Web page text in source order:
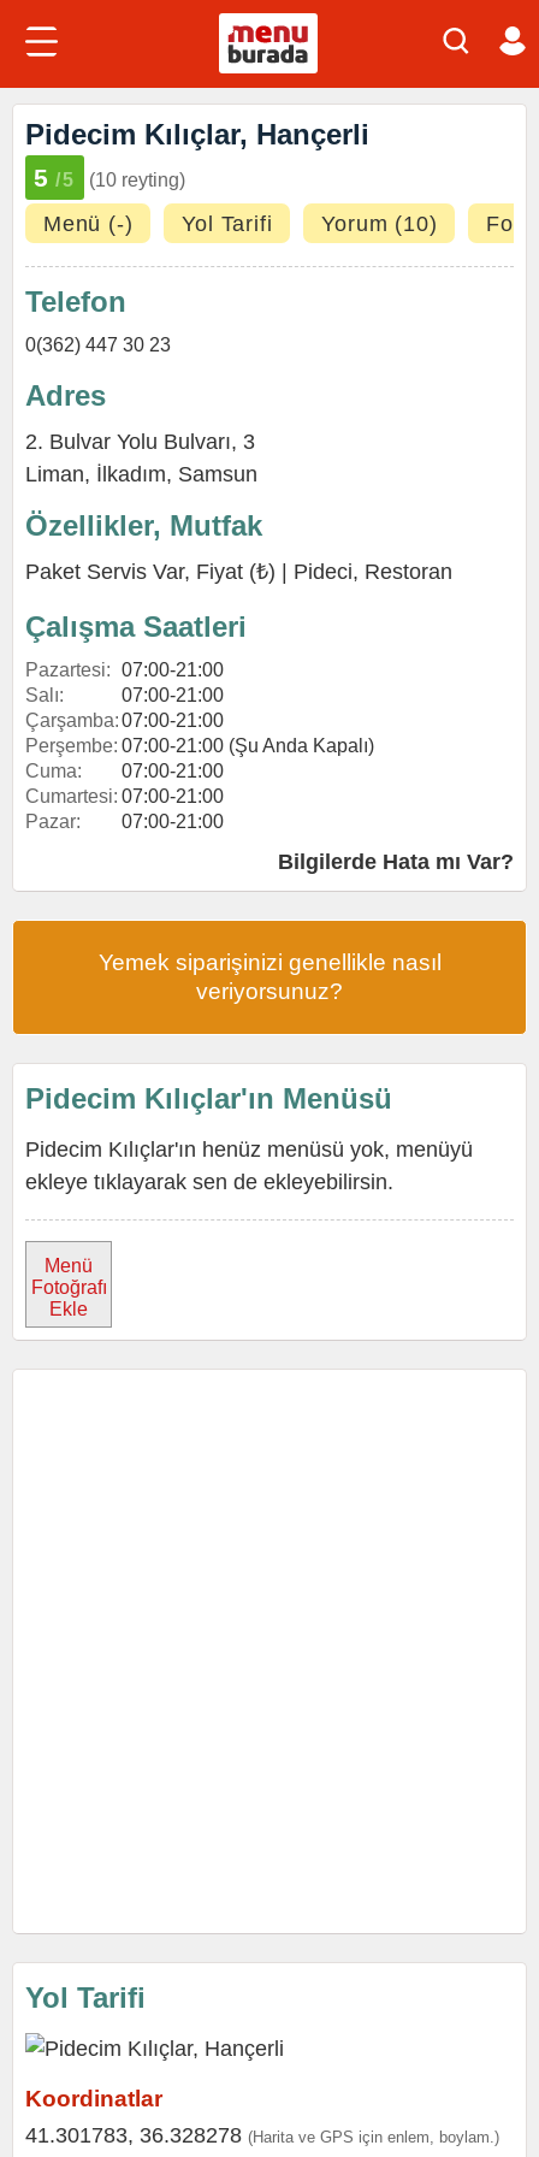
Pidecim Kılıçlar, Hançerli
5 /5 (10 reyting)
Menü (-) Yol Tarifi Yorum (10)
Telefon
0(362) 447 30 23
Adres
2. Bulvar Yolu Bulvarı, 3
Liman, İlkadım, Samsun
Özellikler, Mutfak
Paket Servis Var, Fiyat (₺) | Pideci, Restoran
Çalışma Saatleri
Pazartesi: 07:00-21:00
Salı:
07:00-21:00
Çarşamba:07:00-21:00
Perşembe: 07:00-21:00 (Şu Anda Kapalı)
Cuma:
07:00-21:00
Cumartesi: 07:00-21:00
Pazar:
07:00-21:00
Bilgilerde Hata mı Var?
Yemek siparişinizi genellikle nasıl
veriyorsunuz?
Pidecim Kılıçlar'ın Menüsü
Pidecim Kılıçlar'ın henüz menüsü yok, menüyü
ekleye tıklayarak sen de ekleyebilirsin.
Menü
Fotoğrafı
Ekle
Yol Tarifi
Koordinatlar
41.301783, 36.328278 (Harita ve GPS için enlem, boylam.)